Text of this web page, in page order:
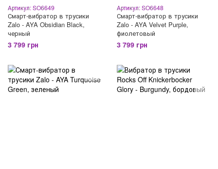
Артикул: SO6649
Смарт-вибратор в трусики
Zalo - AYA Obsidian Black,
черный
3 799 грн
Артикул: SO6648
Смарт-вибратор в трусики
Zalo - AYA Velvet Purple,
фиолетовый
3 799 грн